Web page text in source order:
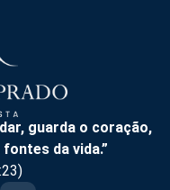
guarda o coração,
da vida.”